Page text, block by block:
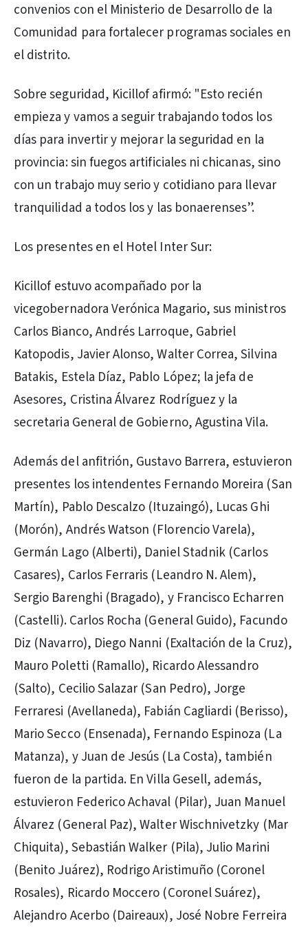
convenios con el Ministerio de Desarrollo de la
Comunidad para fortalecer programas sociales en
el distrito.
Sobre seguridad, Kicillof afirmó: "Esto recién
empieza y vamos a seguir trabajando todos los
días para invertir y mejorar la seguridad en la
provincia: sin fuegos artificiales ni chicanas, sino
con un trabajo muy serio y cotidiano para llevar
tranquilidad a todos los y las bonaerenses”.
Los presentes en el Hotel Inter Sur:
Kicillof estuvo acompañado por la
vicegobernadora Verónica Magario, sus ministros
Carlos Bianco, Andrés Larroque, Gabriel
Katopodis, Javier Alonso, Walter Correa, Silvina
Batakis, Estela Díaz, Pablo López; la jefa de
Asesores, Cristina Álvarez Rodríguez y la
secretaria General de Gobierno, Agustina Vila.
Además del anfitrión, Gustavo Barrera, estuvieron
presentes los intendentes Fernando Moreira (San
Martín), Pablo Descalzo (Ituzaingó), Lucas Ghi
(Morón), Andrés Watson (Florencio Varela),
Germán Lago (Alberti), Daniel Stadnik (Carlos
Casares), Carlos Ferraris (Leandro N. Alem),
Sergio Barenghi (Bragado), y Francisco Echarren
(Castelli). Carlos Rocha (General Guido), Facundo
Diz (Navarro), Diego Nanni (Exaltación de la Cruz),
Mauro Poletti (Ramallo), Ricardo Alessandro
(Salto), Cecilio Salazar (San Pedro), Jorge
Ferraresi (Avellaneda), Fabián Cagliardi (Berisso),
Mario Secco (Ensenada), Fernando Espinoza (La
Matanza), y Juan de Jesús (La Costa), también
fueron de la partida. En Villa Gesell, además,
estuvieron Federico Achaval (Pilar), Juan Manuel
Álvarez (General Paz), Walter Wischnivetzky (Mar
Chiquita), Sebastián Walker (Pila), Julio Marini
(Benito Juárez), Rodrigo Aristimuño (Coronel
Rosales), Ricardo Moccero (Coronel Suárez),
Alejandro Acerbo (Daireaux), José Nobre Ferreira